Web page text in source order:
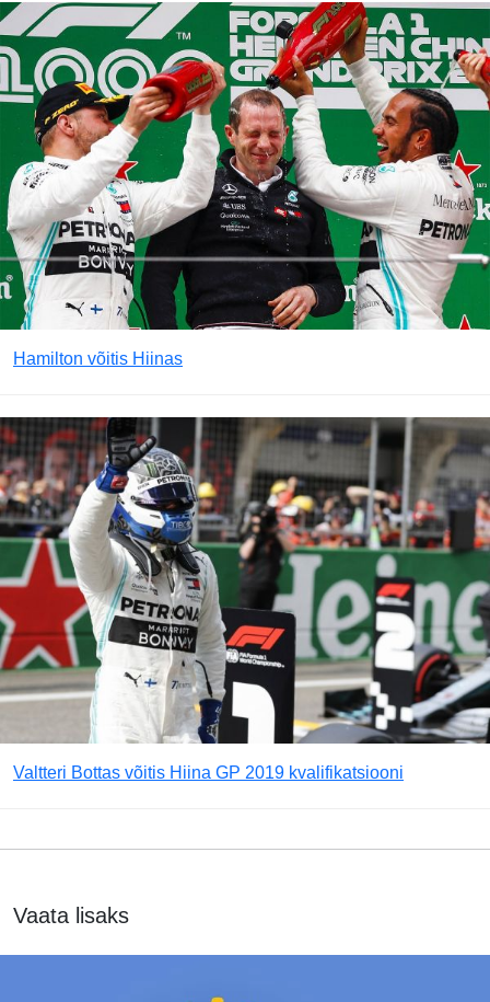
Hamilton võitis Hiinas
Valtteri Bottas võitis Hiina GP 2019 kvalifikatsiooni
Vaata lisaks